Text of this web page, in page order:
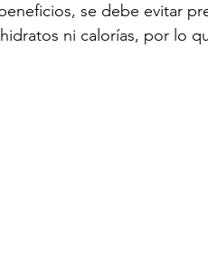
se debe evitar
ni calorías, por lo